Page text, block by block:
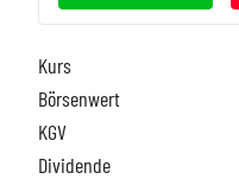
Kurs
Börsenwert
KGV
Dividende